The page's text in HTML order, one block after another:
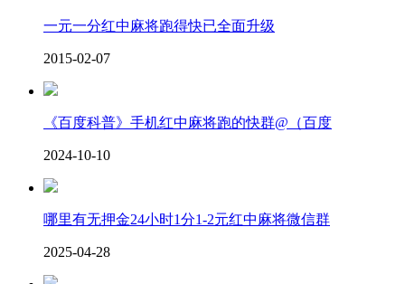
一元一分红中麻将跑得快已全面升级
2015-02-07
《百度科普》手机红中麻将跑的快群@（百度
2024-10-10
哪里有无押金24小时1分1-2元红中麻将微信群
2025-04-28